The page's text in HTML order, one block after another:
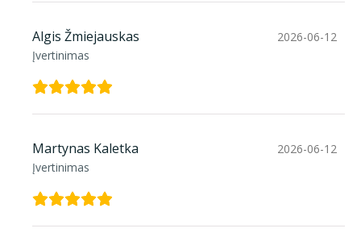
Algis Žmiejauskas
Įvertinimas
2026-06-12
Martynas Kaletka
Įvertinimas
2026-06-12